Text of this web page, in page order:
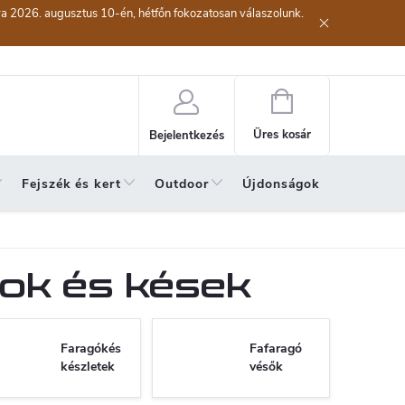
2026. augusztus 10-én, hétfőn fokozatosan válaszolunk.
Bejelentkezés
Kosár
Üres kosár
Fejszék és kert Outdoor Újdonságok
és kések
Faragókés
készletek
Fafaragó
vésők